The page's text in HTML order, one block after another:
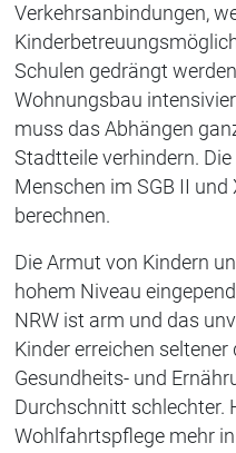
Verkehrsanbindungen,
Schulen gedrängt
Wohnungsbau
muss das Abhängen
Stadtteile verhindern.
Menschen im SGB II
berechnen.
Die Armut von Kindern
hohem Niveau
NRW ist arm und das
Kinder erreichen
Gesundheits- und
Durchschnitt schlechter.
Wohlfahrtspflege mehr